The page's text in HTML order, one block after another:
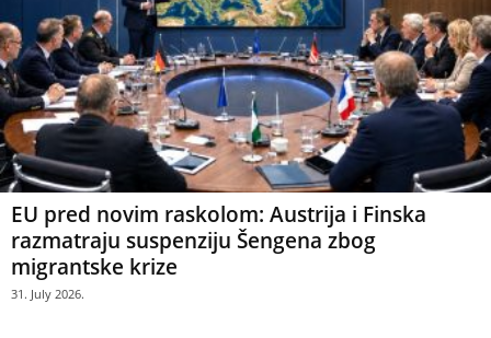
EU pred novim raskolom: Austrija i Finska
razmatraju suspenziju Šengena zbog
migrantske krize
31. July 2026.